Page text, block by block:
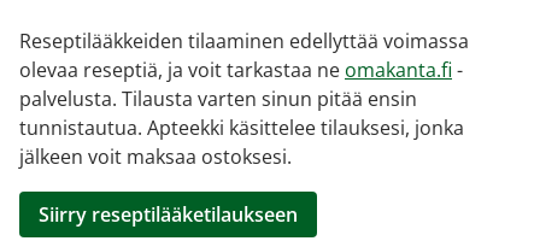
Reseptilääkkeiden tilaaminen edellyttää voimassa
olevaa reseptiä, ja voit tarkastaa ne omakanta.fi -
palvelusta. Tilausta varten sinun pitää ensin
tunnistautua. Apteekki käsittelee tilauksesi, jonka
jälkeen voit maksaa ostoksesi.
Siirry reseptilääketilaukseen